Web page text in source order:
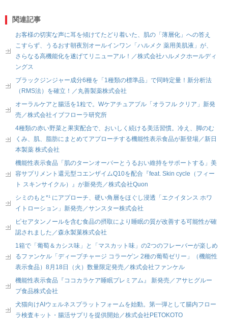
関連記事
お客様の切実な声に耳を傾けてたどり着いた、肌の「薄層化」への答え
こすらず、うるおす朝夜別オールインワン「ハルメク 薬用美肌液」が、
さらなる高機能化を遂げてリニューアル！／株式会社ハルメクホールディ
ングス
ブラックジンジャー成分6種を「1種類の標準品」で同時定量！新分析法
（RMS法）を確立！／丸善製薬株式会社
オーラルケアと腸活を1粒で。Wケアチュアブル「オラフル クリア」新発
売／株式会社イブフローラ研究所
4種類の赤い野菜と果実配合で、おいしく続ける美活習慣。冷え、脚のむ
くみ、肌、脂肪にまとめてアプローチする機能性表示食品が新登場／新日
本製薬 株式会社
機能性表示食品「肌のターンオーバーとうるおい維持をサポートする」美
容サプリメント還元型コエンザイムQ10を配合『feat. Skin cycle（フィー
ト スキンサイクル）』が新発売／株式会社Quon
シミのもと*¹ にアプローチ、硬い角層をほぐし浸透「エクイタンス ホワ
イトローション」新発売／サンスター株式会社
ピセアタンノールを含む食品の摂取により睡眠の質が改善する可能性が確
認されました／森永製菓株式会社
1箱で「葡萄＆カシス味」と「マスカット味」の2つのフレーバーが楽しめ
るファンケル「ディープチャージ コラーゲン 2種の葡萄ゼリー」（機能性
表示食品）8月18日（火）数量限定発売／株式会社ファンケル
機能性表示食品『ココカラケア睡眠プレミアム』 新発売／アサヒグルー
プ食品株式会社
犬猫向けAIウェルネスプラットフォームを始動。第一弾として腸内フロー
ラ検査キット・腸活サプリを提供開始／株式会社PETOKOTO